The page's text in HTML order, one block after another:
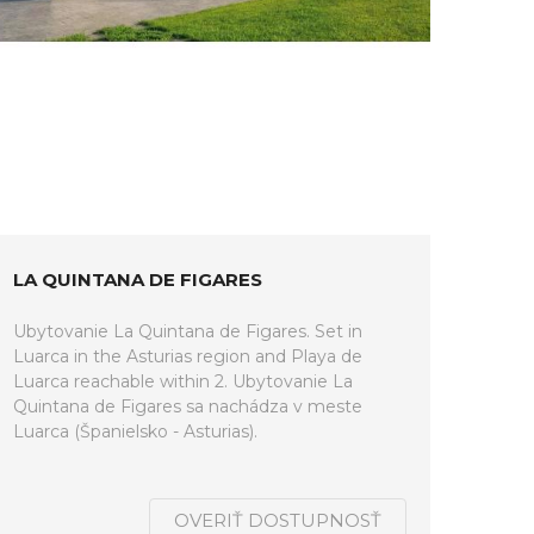
LA QUINTANA DE FIGARES
Ubytovanie La Quintana de Figares. Set in
Luarca in the Asturias region and Playa de
Luarca reachable within 2. Ubytovanie La
Quintana de Figares sa nachádza v meste
Luarca (Španielsko - Asturias).
OVERIŤ DOSTUPNOSŤ